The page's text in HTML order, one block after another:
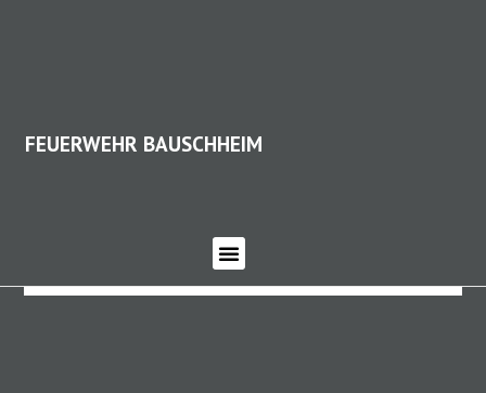
FEUERWEHR BAUSCHHEIM